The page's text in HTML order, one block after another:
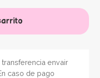
envair
caso de pago